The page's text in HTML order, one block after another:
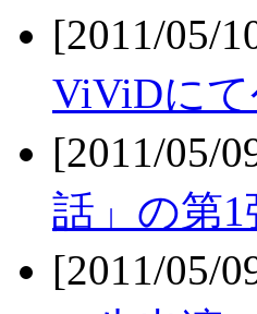
[2011/05/
ViViDに
[2011/05/
話」の第
[2011/05/